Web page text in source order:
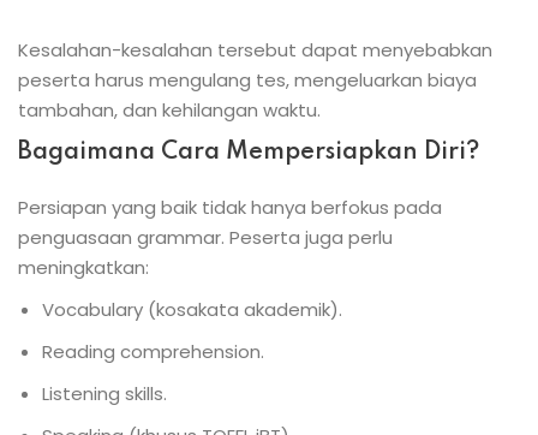
Kesalahan-kesalahan tersebut dapat menyebabkan
peserta harus mengulang tes, mengeluarkan biaya
tambahan, dan kehilangan waktu.
Bagaimana Cara Mempersiapkan Diri?
Persiapan yang baik tidak hanya berfokus pada
penguasaan grammar. Peserta juga perlu
meningkatkan:
Vocabulary (kosakata akademik).
Reading comprehension.
Listening skills.